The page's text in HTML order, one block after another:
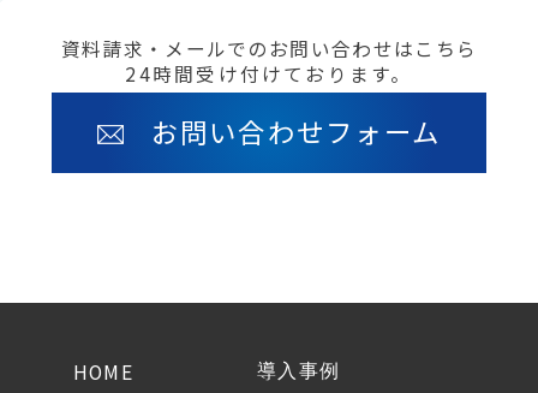
資料請求・メールでのお問い合わせはこちら
24時間受け付けております。
お問い合わせフォーム
HOME 導入事例